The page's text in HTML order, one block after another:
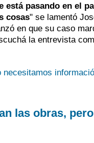
está pasando en el
cosas" se lamentó
en que su caso
la entrevista
las obras,